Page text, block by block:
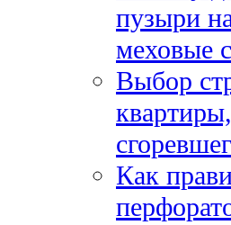
пузыри
меховые
Выбор
Как